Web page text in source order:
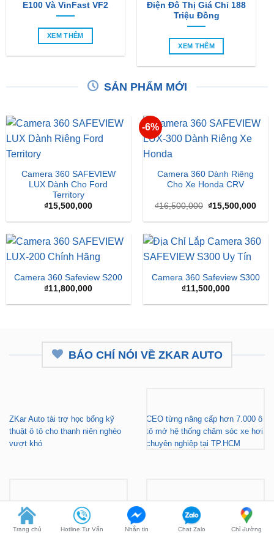
E100 Và VinFast VF2
XEM THÊM
Điện Đô Thị Giá Chỉ 188
Triệu Đồng
XEM THÊM
SẢN PHẨM MỚI
Camera 360 SAFEVIEW
LUX Dành Cho Ford
Territory
₫15,500,000
-6%
Camera 360 Dành Riêng
Cho Xe Honda CRV
₫16,500,000 Giá
là:
₫15,500,000Giá
tại
Camera 360 Safeview S200
₫11,800,000
Camera 360 Safeview S300
₫11,500,000
BÁO CHÍ NÓI VỀ ZKAR AUTO
ZKar Auto tài trợ học bổng kỹ
thuật ô tô cho thanh niên nghèo
vượt khó
CEO từng nâng cấp hơn 7.000 ô
tô mở hệ thống chăm sóc xe hơi
chuyên nghiệp tại TP.HCM
Gara nâng cấp xe hơi chuyên
nghiệp tại TP.HCM - Tài trợ học
bổng cho thanh niên khó khăn
ZKar Auto tài trợ học bổng kỹ
thuật ô tô cho thanh niên có hoàn
cảnh khó khăn
Trang chủ Hotline Tư Vấn Nhắn tin Chat Zalo Chỉ đường